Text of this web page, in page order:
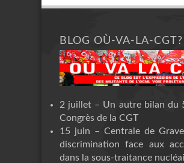
BLOG OÙ-VA-LA-CGT?
2 juillet – Un autre bilan du
Congrès de la CGT
15 juin – Centrale de
discrimination face aux
dans la sous-traitance